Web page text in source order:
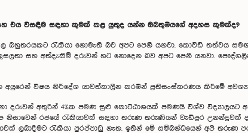
එය විසඳීම සඳහා කුමක් කළ යුතුද යන්න ඔබතුමියගේ අදහස කුමක්ද?
රැකියා නොමැති බව අපට පෙනී යනවා. කොවිඩ් තත්වය
සහ අත්දැකීම් දරුවන් හට නොදෙන බව අපට පෙනී යනවා.
අයුරෙන් විෂය නිර්දේශ යාවත්කාලීන කරමින් ප්‍රතිසංස්කරණය කිරීමේ
දරුවන් අතුරින් 4%ක පමණ සුළු කොට්ඨාශයක් පමණයි විශ්ව විද්‍යාලයට
නිසාවෙන් රජයේ රැකියාවක් සඳහා තරුණ තරුණියන් වැඩිපුර
ලබාදීමට රැකියා පුරප්පාඩු නැත. ඉතින් මේ සම්බන්ධයෙන් අපි